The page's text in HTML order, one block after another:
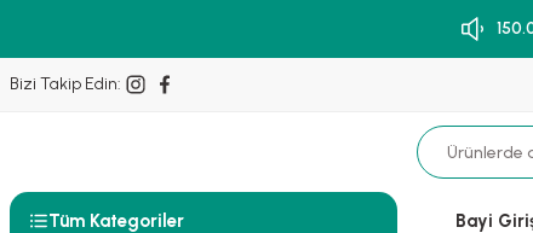
Bizi Takip Edin:
Tüm Kategoriler Bayi